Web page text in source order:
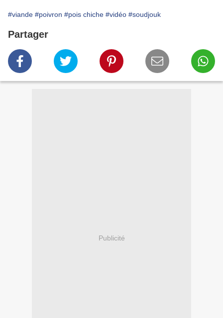
#viande #poivron #pois chiche #vidéo #soudjouk
Partager
Publicité